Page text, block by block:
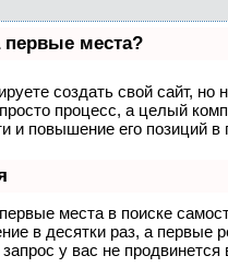
первые места?
создать свой сайт, но
процесс, а целый
и повышение его позиций в
места в поиске
в десятки раз, а первые
у вас не